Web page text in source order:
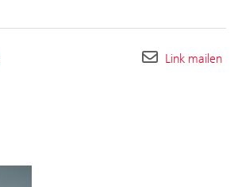
Link mailen